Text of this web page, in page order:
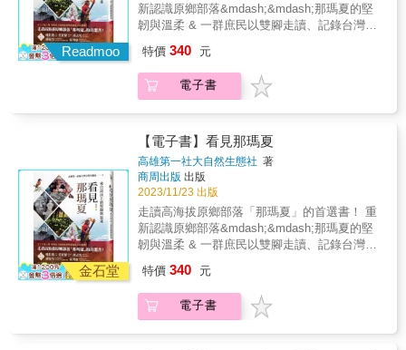
變。從村社主體的**「我群」意識，到清朝時在
漢人區隔下形成的「熟番／平埔」共同認同。
日治時期戶籍制度的建立，雖將熟番註記於戶
更在單一的國族主義（我是中國人）教育下，
加上社會對「番」的歧視，使得族人對外產生
「祖籍福建」、「平埔族都已漢化」的混淆與
汙名化認同。然而，族群的共同記憶並未消
亡。進入21世紀，在社會本土化與多元文化思
潮的激勵下，西拉雅族重新拾起祖先的名字，
從汙名中覺醒，堅定地朝向原住民身份邁進。
正義之光：從街頭抗爭到憲法法庭西拉雅族爭
取復名與復權的道路充滿艱辛。從1990年代
起，西拉雅人持續推動行政訴訟，挑戰國家在
1950年代以行政命令剝奪族人原住民身份的歷
史失誤。這場長達十餘年的法律戰，最終在
2022年迎來歷史性的勝利：憲法法庭憲判字第
17號判決，明確肯認西拉雅族為「同屬臺灣南
島語系民族之其他臺灣原住民族」，國家必須
返；然而，透過聖山與祖靈地的重建，以及傳
統祖靈信仰的形構與再現，平埔族群「漢化殆
盡」的歷史弔辭終將也會成為歷史。一種嶄新
蘭族人的打拚下，儼然浮現。★本書由「113年
度新北市政府文化局地方文史工作出版計畫」
補助
／政治大學社會工作研究所教授浦忠成／東華
大學民族事務與發展學系教授程廷Apyang Imiq
教育碩博班副教授暨多元文化教育中心主任羅
素玫／臺灣大學人類學系副教授一起推薦（依
姓名筆畫排序）太魯閣語很常使用pusu，語譯
意」，還有pusu gaya表示「文化的真諦」。
Yabung嘗試探討的 pusu kingal ruwan sapah就
是「一個家庭裡面的根」。Yabung像一個挖土
的payi，往自己家裡挖，文字愈挖愈坦露，明
明私人，卻帶來令人振奮的太魯閣族青年「共
感」，私密卻又集體。最終只想知道，我們究
竟為什麼長成這個樣子？──程廷Apyang Imiq
／台灣文學獎金典獎得獎作家看到雅雯的勇
氣，一個人遁入非原民的婚姻家庭世界，一個
互為激盪與實踐，絕對是因為寛容的愛及對族
群的愛，鍥而不捨地希望尋找與社會對話的出
口。而她的勇氣發聲將讓此愛永不止息。有幸
內外的古謠，理解布農族以這首沒有歌詞的詠
歌傳達了對小米的崇愛與珍視，還意外遇見祭
事曆。曆板古舊，其上斑駁的圖紋勾起多年前
威智加入文化部推動國家文化記憶庫計畫「布
農族祭事曆原鄉的故事」團隊，二度走上關門
古道，行前偕同各路夥伴拜訪花蓮縣萬榮鄉馬
遠村、南投縣信義鄉地利村的布農族耆老，聆
聽他們所知的祭事曆，也前往臺灣大學人類學
博物館與國立臺灣博物館的庫房親睹沉默了幾
十年的祭事曆。一開始王威智關注的焦點是祭
事曆裡的「繪文字」，這是日治時期以來關於
祭事曆的傳統討論課題之一。隨著拼湊局部且
碎散的關於祭事曆的記載與描述，他漸漸將目
光轉向可能為祭事曆創造者的Laung
Mangdavan與其時代。一個本來不需要書面紀
錄的口述傳統及其執行者，何以一夕之間殫精
竭慮創造「文字」？Laung Mangdavan可能遭
遇或預見了某種挑戰。英國史家湯恩比
Readmoo
新認識原鄉部落&mdash;&mdash;那瑪夏的堅
韌與溫柔 & 一群庶民以雙腳走讀、記錄台灣，
公尺走向0公尺的挑戰， 從0攻上3952公尺的壯
遊篇章！ & 2009年那場天地同悲的莫拉克風
災， 奪走那瑪夏原民的生命、財產，讓人心痛
「跟對的人吃任何食物都是山珍美味！」 看！
佇立天地之間的那瑪夏人，如何展現堅韌又溫
柔的靈魂&hellip;&hellip; & 高雄第一社區大學
自然生態社的師生，於二○一五年啟動「3952～
0的生命大河&mdash;&mdash;高屏溪流域踏查
與書寫行動」計畫，陸續從出海口高雄端向上
踏溯，走讀林園、大寮、大樹、旗山、杉林與
甲仙，探訪各行政區人文歷史與自然資源。 &
二○二二年，在王春智老師的帶領下走訪、記錄
區的歷史文化與現今生活樣貌，完成踏查那瑪
夏與楠梓仙溪源流的書寫，以及後續荖濃溪上
溯區域的規劃。 & 王春智老師心中美麗的期許
特價 340 元
電子書
金石堂
【電子書】看見那瑪夏
高雄第一社大自然生態社 著
商周出版 出版
2023/11/23 出版
走讀高海拔原鄉部落「那瑪夏」的首選書！ 重
新認識原鄉部落&mdash;&mdash;那瑪夏的堅
韌與溫柔 & 一群庶民以雙腳走讀、記錄台灣，
公尺走向0公尺的挑戰， 從0攻上3952公尺的壯
遊篇章！ & 2009年那場天地同悲的莫拉克風
災， 奪走那瑪夏原民的生命、財產，讓人心痛
特價 340 元
電子書